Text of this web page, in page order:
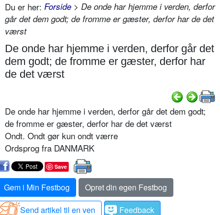
Du er her: Forside > De onde har hjemme i verden, derfor
går det dem godt; de fromme er gæster, derfor har de det
værst
De onde har hjemme i verden, derfor går det
dem godt; de fromme er gæster, derfor har
de det værst
De onde har hjemme i verden, derfor går det dem godt;
de fromme er gæster, derfor har de det værst
Ondt. Ondt gør kun ondt værre
Ordsprog fra DANMARK
Save
Gem i Min Festbog
Opret din egen Festbog
Send artikel til en ven
Feedback